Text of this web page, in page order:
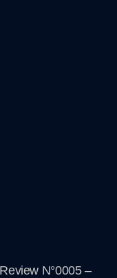
N°0005 –